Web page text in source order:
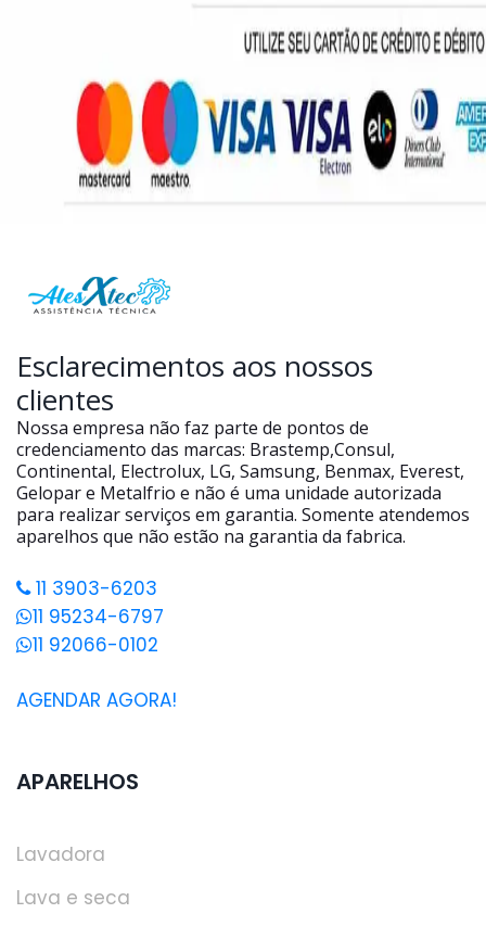
Esclarecimentos aos nossos
clientes
Nossa empresa não faz parte de pontos de
credenciamento das marcas: Brastemp,Consul,
Continental, Electrolux, LG, Samsung, Benmax, Everest,
Gelopar e Metalfrio e não é uma unidade autorizada
para realizar serviços em garantia. Somente atendemos
aparelhos que não estão na garantia da fabrica.
11 3903-6203
11 95234-6797
11 92066-0102
AGENDAR AGORA!
APARELHOS
Lavadora
Lava e seca